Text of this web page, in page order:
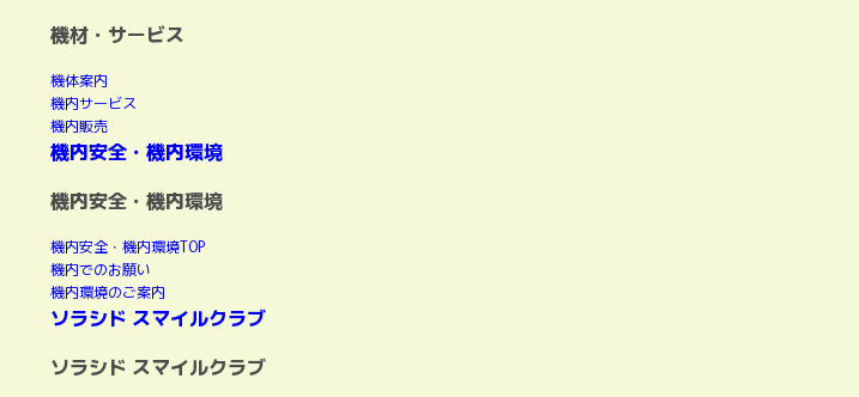
機材・サービス
機体案内
機内サービス
機内販売
機内安全・機内環境
機内安全・機内環境
機内安全・機内環境TOP
機内でのお願い
機内環境のご案内
ソラシド スマイルクラブ
ソラシド スマイルクラブ